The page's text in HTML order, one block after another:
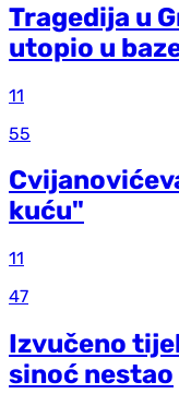
Tragedija u
utopio u
11
55
kuću"
11
47
Izvučeno
sinoć nestao